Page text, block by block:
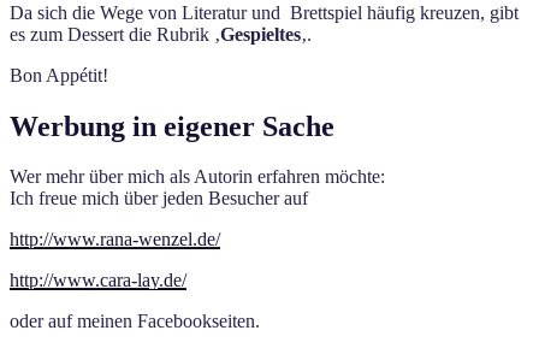
Da sich die Wege von Literatur und Brettspiel häufig kreuzen, gibt
es zum Dessert die Rubrik ‚Gespieltes‚.
Bon Appétit!
Werbung in eigener Sache
Wer mehr über mich als Autorin erfahren möchte:
Ich freue mich über jeden Besucher auf
http://www.rana-wenzel.de/
http://www.cara-lay.de/
oder auf meinen Facebookseiten.